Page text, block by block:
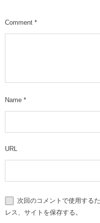
Comment *
Name *
URL
次回のコメントで使用する
レス、サイトを保存する。